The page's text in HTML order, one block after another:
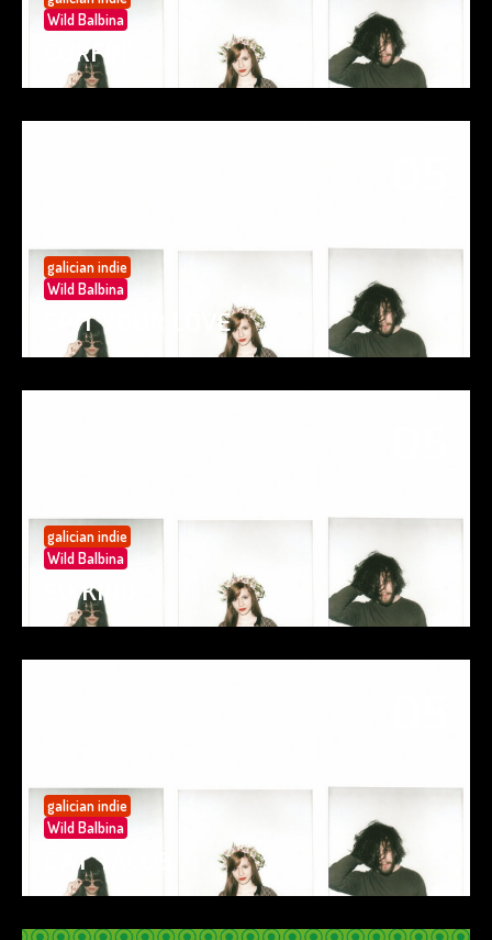
Wild Balbina
SURFIN’
galician indie
Wild Balbina
SPIT YOUR LOVE
galician indie
Wild Balbina
SO KIND
galician indie
Wild Balbina
EAT TACOS